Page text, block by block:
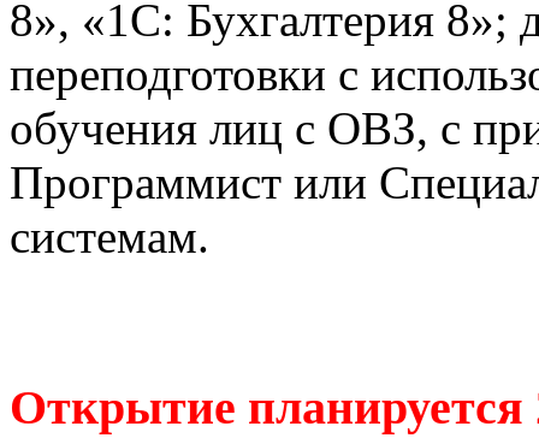
8», «1С: Бухгалтерия 8»;
переподготовки с
обучения лиц с ОВЗ, с
Программист или
системам.
Открытие планируется